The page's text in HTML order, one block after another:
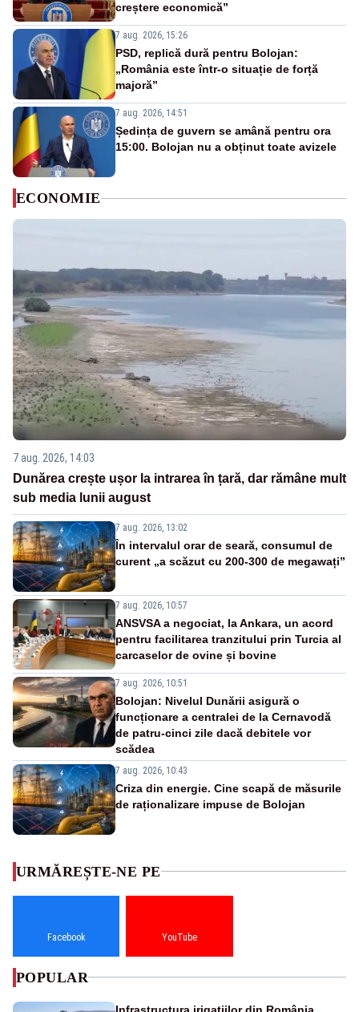
creștere economică”
7 aug. 2026, 15:26
PSD, replică dură pentru Bolojan:
„România este într-o situație de forță
majoră”
7 aug. 2026, 14:51
Ședința de guvern se amână pentru ora
15:00. Bolojan nu a obținut toate avizele
ECONOMIE
7 aug. 2026, 14:03
Dunărea crește ușor la intrarea în țară, dar rămâne mult
sub media lunii august
7 aug. 2026, 13:02
În intervalul orar de seară, consumul de
curent „a scăzut cu 200-300 de megawați”
7 aug. 2026, 10:57
ANSVSA a negociat, la Ankara, un acord
pentru facilitarea tranzitului prin Turcia al
carcaselor de ovine și bovine
7 aug. 2026, 10:51
Bolojan: Nivelul Dunării asigură o
funcționare a centralei de la Cernavodă
de patru-cinci zile dacă debitele vor
scădea
7 aug. 2026, 10:43
Criza din energie. Cine scapă de măsurile
de raționalizare impuse de Bolojan
URMĂREȘTE-NE PE
Facebook YouTube
POPULAR
Infrastructura irigațiilor din România,